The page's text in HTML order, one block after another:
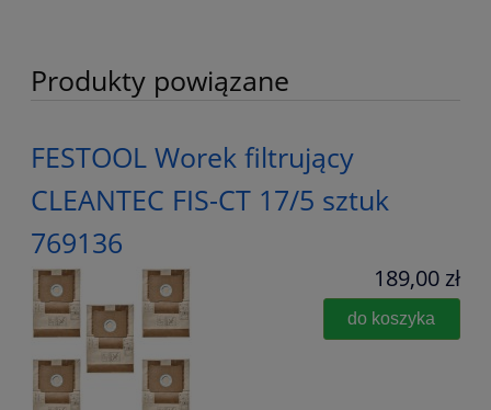
Produkty powiązane
FESTOOL Worek filtrujący
CLEANTEC FIS-CT 17/5 sztuk
769136
189,00 zł
do koszyka